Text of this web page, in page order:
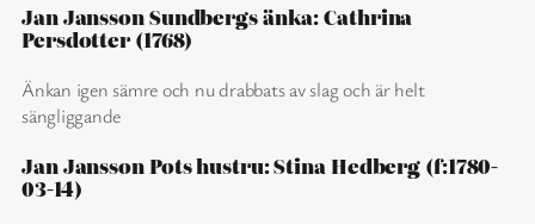
Jan Jansson Sundbergs änka: Cathrina
Persdotter (1768)
Änkan igen sämre och nu drabbats av slag och är helt
sängliggande
Jan Jansson Pots hustru: Stina Hedberg (f:1780-
03-14)